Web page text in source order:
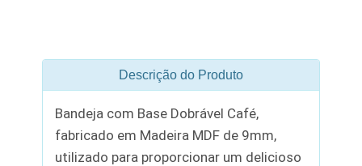
Descrição do Produto
Bandeja com Base Dobrável Café,
fabricado em Madeira MDF de 9mm,
utilizado para proporcionar um delicioso